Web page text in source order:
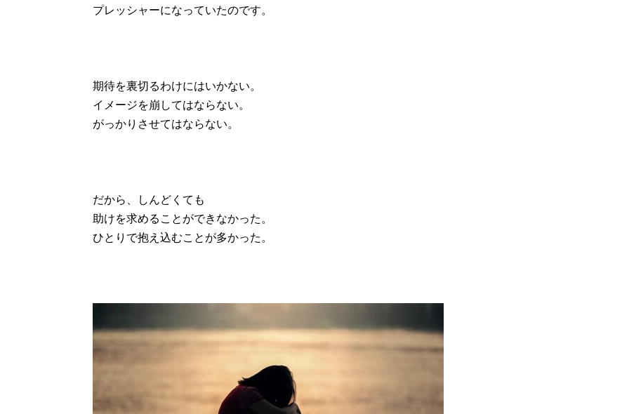
プレッシャーになっていたのです。
期待を裏切るわけにはいかない。
イメージを崩してはならない。
がっかりさせてはならない。
だから、しんどくても
助けを求めることができなかった。
ひとりで抱え込むことが多かった。